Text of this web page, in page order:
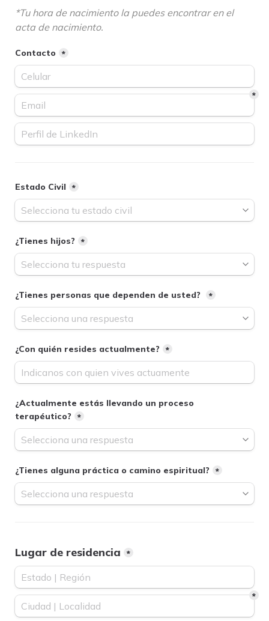
*Tu hora de nacimiento la puedes encontrar en el
acta de nacimiento.
Contacto *
*
Estado Civil *
¿Tienes hijos? *
¿Tienes personas que dependen de usted? *
¿Con quién resides actualmente? *
¿Actualmente estás llevando un proceso
terapéutico?
*
¿Tienes alguna práctica o camino espiritual? *
Lugar de residencia *
*